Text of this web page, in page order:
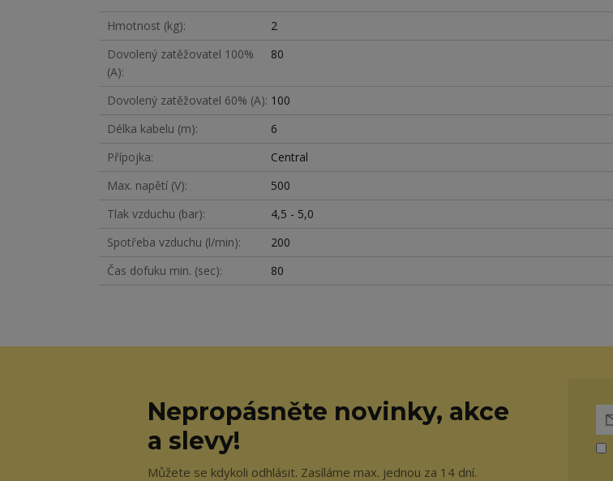
Hmotnost (kg)
2
Dovolený zatěžovatel 100%
(A)
80
Dovolený zatěžovatel 60% (A) 100
Délka kabelu (m)
6
Přípojka
Central
Max. napětí (V)
500
Tlak vzduchu (bar)
4,5 - 5,0
Spotřeba vzduchu (l/min)
200
Čas dofuku min. (sec)
80
Nepropásněte novinky, akce
a slevy!
Můžete se kdykoli odhlásit. Zasíláme max. jednou za 14 dní.